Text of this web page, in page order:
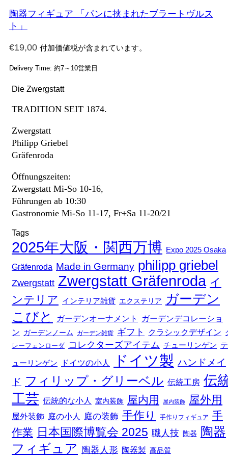
陶器フィギュア 「パンに挟まれたブラートヴルス
ト」
€19,00 付加価値税が含まれています。
Delivery Time: 約7～10営業日
Die Zwergstatt
TRADITION SEIT 1874.
Zwergstatt
Philipp Griebel
Gräfenroda
Öffnungszeiten:
Zwergstatt Mi-So 10-16,
Führungen ab 10:30
Gastronomie Mi-So 11-17, Fr+Sa 11-20/21
Tags
2025年大阪・関西万博 Expo 2025 Osaka
Gräfenroda Made in Germany philipp griebel
Zwergstatt Zwergstatt Gräfenroda イ
ンテリア インテリア雑貨 エクステリア
ガーデン
こびと
ガーデンオーナメント
ガーデンデコレーショ
ン ガーデンノーム ガーデン雑貨 ギフト クラシックデザイン
レーフェンローダ コレクターズアイテム チューリンゲン テ
ューリンゲン ドイツの小人 ドイツ製 ハンドメイ
ド フィリップ・グリーベル 伝統工房 伝
工芸 伝統的な小人 室内装飾 屋内用 屋内装飾 屋外用
屋外装飾 庭の小人 庭の装飾 手作り 手作りフィギュア
手
作業 日本国際博覧会 2025 職人技 陶器
陶器
フィギュア 陶器人形 陶器製 高品質